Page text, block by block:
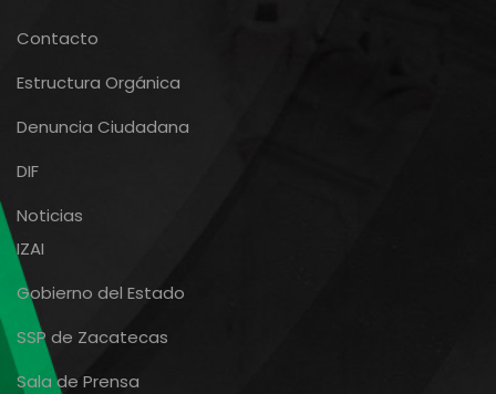
Contacto
Estructura Orgánica
Denuncia Ciudadana
DIF
Noticias
IZAI
Gobierno del Estado
SSP de Zacatecas
Sala de Prensa